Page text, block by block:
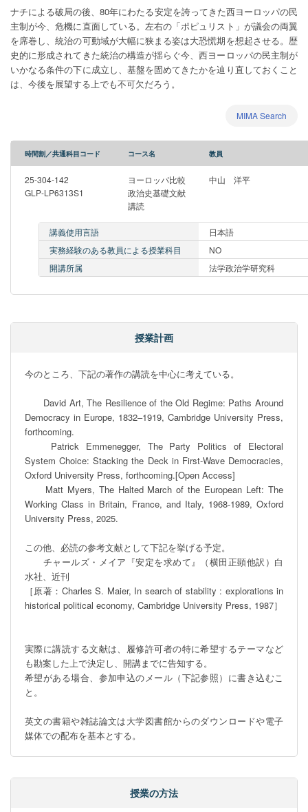
ナチによる破局の後、80年にわたる安定を誇ってきた西ヨーロッパの民
主制が今、危機に直面している。左右の「ポピュリスト」が議会の両翼
を席巻し、統治の可動域が大幅に狭まる姿は大恐慌期を想起させる。歴
史的に形成されてきた統治の構造が揺らぐ今、西ヨーロッパの民主制が
いかなる条件の下に成立し、基盤を固めてきたかを辿り直しておくこと
は、今後を展望する上でも不可欠だろう。
MIMA Search
時間割／共通科目コード コース名 教員
25-304-142
GLP-LP6313S1
ヨーロッパ比較
政治史基礎文献
講読
中山 洋平
講義使用言語
日本語
実務経験のある教員による授業科目
NO
開講所属
法学政治学研究科
授業計画
今のところ、下記の著作の講読を中心に考えている。
David Art, The Resilience of the Old Regime: Paths Around
Democracy in Europe, 1832–1919, Cambridge University Press,
forthcoming.
Patrick Emmenegger, The Party Politics of Electoral
System Choice: Stacking the Deck in First-Wave Democracies,
Oxford University Press, forthcoming.[Open Access]
Matt Myers, The Halted March of the European Left: The
Working Class in Britain, France, and Italy, 1968-1989, Oxford
University Press, 2025.
この他、必読の参考文献として下記を挙げる予定。
チャールズ・メイア『安定を求めて』（横田正顕他訳）白
水社、近刊
［原著：Charles S. Maier, In search of stability : explorations in
historical political economy, Cambridge University Press, 1987］
実際に講読する文献は、履修許可者の特に希望するテーマなど
も勘案した上で決定し、開講までに告知する。
希望がある場合、参加申込のメール（下記参照）に書き込むこ
と。
英文の書籍や雑誌論文は大学図書館からのダウンロードや電子
媒体での配布を基本とする。
授業の方法